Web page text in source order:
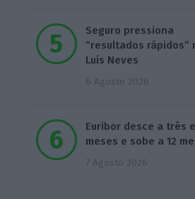
Seguro pressiona
“resultados rápidos”
Luís Neves
6 Agosto 2026
Euribor desce a três
meses e sobe a 12
7 Agosto 2026